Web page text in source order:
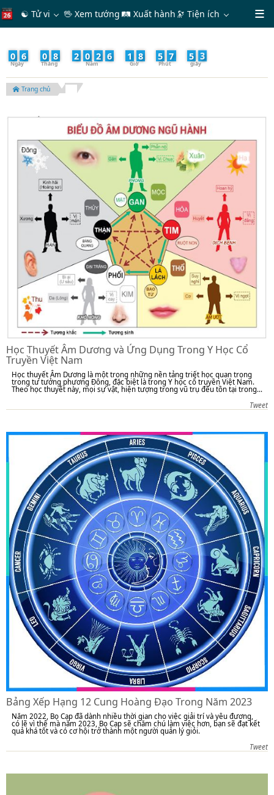
☯ Tử vi 🖖 Xem tướng 🛤 Xuất hành 🔭Tiện ích
0 6 0 8 2 0 2 6 1 8 5 7 5 5
Trang chủ
Học Thuyết Âm Dương và Ứng Dụng Trong Y Học Cổ
Truyền Việt Nam
Học thuyết Âm Dương là một trong những nền tảng triết học quan trọng
trong tư tưởng phương Đông, đặc biệt là trong Y học cổ truyền Việt Nam.
Theo học thuyết này, mọi sự vật, hiện tượng trong vũ trụ đều tồn tại trong...
Tweet
Bảng Xếp Hạng 12 Cung Hoàng Đạo Trong Năm 2023
Năm 2022, Bọ Cạp đã dành nhiều thời gian cho việc giải trí và yêu đương,
có lẽ vì thế mà năm 2023, Bọ Cạp sẽ chăm chú làm việc hơn, bạn sẽ đạt kết
quả khá tốt và có cơ hội trở thành một người quản lý giỏi.
Tweet